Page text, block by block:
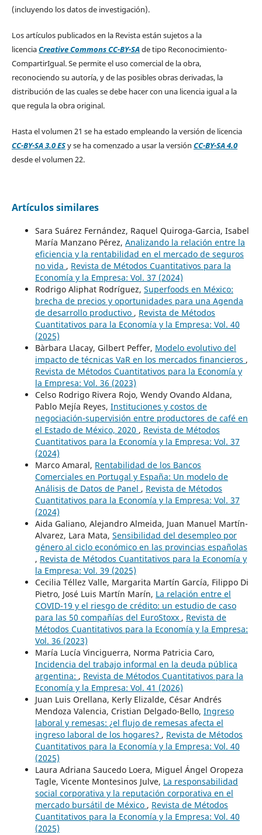
(incluyendo los datos de investigación).
Los artículos publicados en la Revista están sujetos a la
licenciaCreative Commons CC-BY-SAde tipo Reconocimiento-
CompartirIgual. Se permite el uso comercial de la obra,
reconociendo su autoría, y de las posibles obras derivadas, la
distribución de las cuales se debe hacer con una licencia igual a la
que regula la obra original.
Hasta el volumen 21 se ha estado empleando la versión de licencia
CC-BY-SA 3.0 ESy se ha comenzado a usar la versión CC-BY-SA 4.0
desde el volumen 22.
Artículos similares
Sara Suárez Fernández, Raquel Quiroga-Garcia, Isabel
María Manzano Pérez, Analizando la relación entre la
eficiencia y la rentabilidad en el mercado de seguros
no vida , Revista de Métodos Cuantitativos para la
Economía y la Empresa: Vol. 37 (2024)
Rodrigo Aliphat Rodríguez, Superfoods en México:
brecha de precios y oportunidades para una Agenda
de desarrollo productivo , Revista de Métodos
Cuantitativos para la Economía y la Empresa: Vol. 40
(2025)
Bàrbara Llacay, Gilbert Peffer, Modelo evolutivo del
impacto de técnicas VaR en los mercados financieros ,
Revista de Métodos Cuantitativos para la Economía y
la Empresa: Vol. 36 (2023)
Celso Rodrigo Rivera Rojo, Wendy Ovando Aldana,
Pablo Mejía Reyes, Instituciones y costos de
negociación-supervisión entre productores de café en
el Estado de México, 2020 , Revista de Métodos
Cuantitativos para la Economía y la Empresa: Vol. 37
(2024)
Marco Amaral, Rentabilidad de los Bancos
Comerciales en Portugal y España: Un modelo de
Análisis de Datos de Panel , Revista de Métodos
Cuantitativos para la Economía y la Empresa: Vol. 37
(2024)
Aida Galiano, Alejandro Almeida, Juan Manuel Martín-
Alvarez, Lara Mata, Sensibilidad del desempleo por
género al ciclo económico en las provincias españolas
, Revista de Métodos Cuantitativos para la Economía y
la Empresa: Vol. 39 (2025)
Cecilia Téllez Valle, Margarita Martín García, Filippo Di
Pietro, José Luis Martín Marín, La relación entre el
COVID-19 y el riesgo de crédito: un estudio de caso
para las 50 compañías del EuroStoxx , Revista de
Métodos Cuantitativos para la Economía y la Empresa:
Vol. 36 (2023)
María Lucía Vinciguerra, Norma Patricia Caro,
Incidencia del trabajo informal en la deuda pública
argentina: , Revista de Métodos Cuantitativos para la
Economía y la Empresa: Vol. 41 (2026)
Juan Luis Orellana, Kerly Elizalde, César Andrés
Mendoza Valencia, Cristian Delgado-Bello, Ingreso
laboral y remesas: ¿el flujo de remesas afecta el
ingreso laboral de los hogares? , Revista de Métodos
Cuantitativos para la Economía y la Empresa: Vol. 40
(2025)
Laura Adriana Saucedo Loera, Miguel Ángel Oropeza
Tagle, Vicente Montesinos Julve, La responsabilidad
social corporativa y la reputación corporativa en el
mercado bursátil de México , Revista de Métodos
Cuantitativos para la Economía y la Empresa: Vol. 40
(2025)